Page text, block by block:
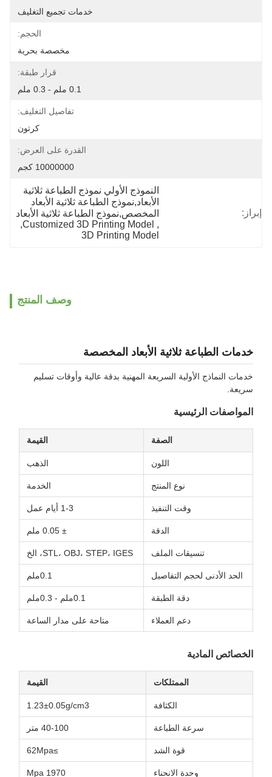
خدمات تجميع التغليف
الحجم:
مخصصة بحرية
قرار طبقة:
0.1 ملم - 0.3 ملم
تفاصيل التغليف:
كرتون
القدرة على العرض:
10000000 كجم
إبراز:
النموذج الأولي نموذج الطباعة ثلاثية
الأبعاد,نموذج الطباعة ثلاثية الأبعاد
المخصص,نموذج الطباعة ثلاثية الأبعاد
,
Customized 3D Printing Model
,
3D Printing Model
وصف المنتج
خدمات الطباعة ثلاثية الأبعاد المخصصة
خدمات النماذج الأولية السريعة المهنية بدقة عالية وأوقات تسليم
سريعة.
المواصفات الرئيسية
الصفة القيمة
اللون الذهب
نوع المنتج الخدمة
وقت التنفيذ 1-3 أيام عمل
الدقة ± 0.05 ملم
تنسيقات الملف STL، OBJ، STEP، IGES، الخ
الحد الأدنى لحجم التفاصيل 0.1ملم
دقة الطبقة 0.1ملم - 0.3ملم
دعم العملاء متاحة على مدار الساعة
الخصائص المادية
الممتلكات القيمة
الكثافة 1.23±0.05g/cm3
سرعة الطباعة 40-100 متر
قوة الشد ≥62Mpa
وحدة الانحناء 1970 Mpa